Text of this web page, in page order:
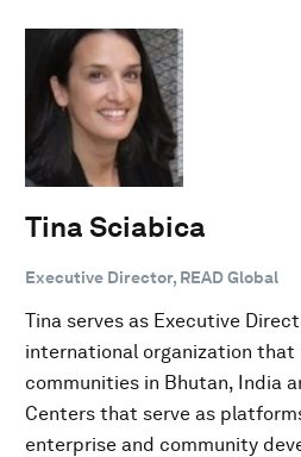
Tina Sciabica
Executive Director, READ Global
Tina serves as Executive
international organization
communities in Bhutan, India
Centers that serve as
enterprise and community